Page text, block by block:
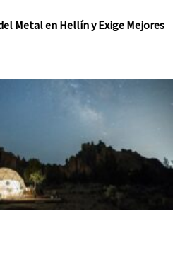
Metal en Hellín y Exige Mejores